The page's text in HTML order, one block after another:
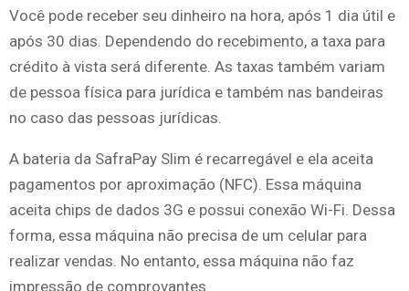
Você pode receber seu dinheiro na hora, após 1 dia útil e
após 30 dias. Dependendo do recebimento, a taxa para
crédito à vista será diferente. As taxas também variam
de pessoa física para jurídica e também nas bandeiras
no caso das pessoas jurídicas.
A bateria da SafraPay Slim é recarregável e ela aceita
pagamentos por aproximação (NFC). Essa máquina
aceita chips de dados 3G e possui conexão Wi-Fi. Dessa
forma, essa máquina não precisa de um celular para
realizar vendas. No entanto, essa máquina não faz
impressão de comprovantes.